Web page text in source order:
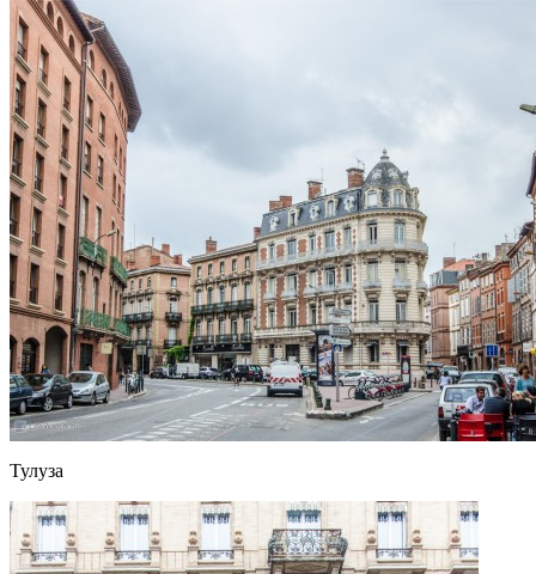
Тулуза